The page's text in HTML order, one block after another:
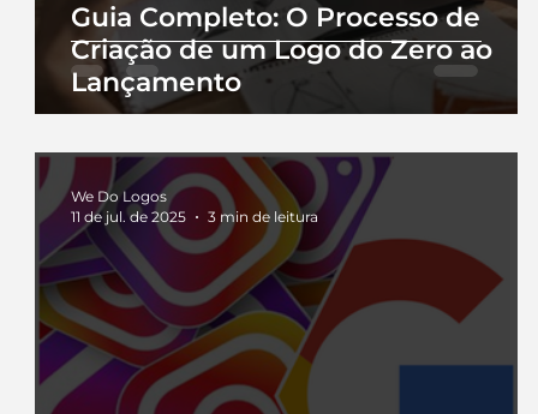
Guia Completo: O Processo de
Criação de um Logo do Zero ao
Lançamento
We Do Logos
11 de jul. de 2025
3 min de leitura